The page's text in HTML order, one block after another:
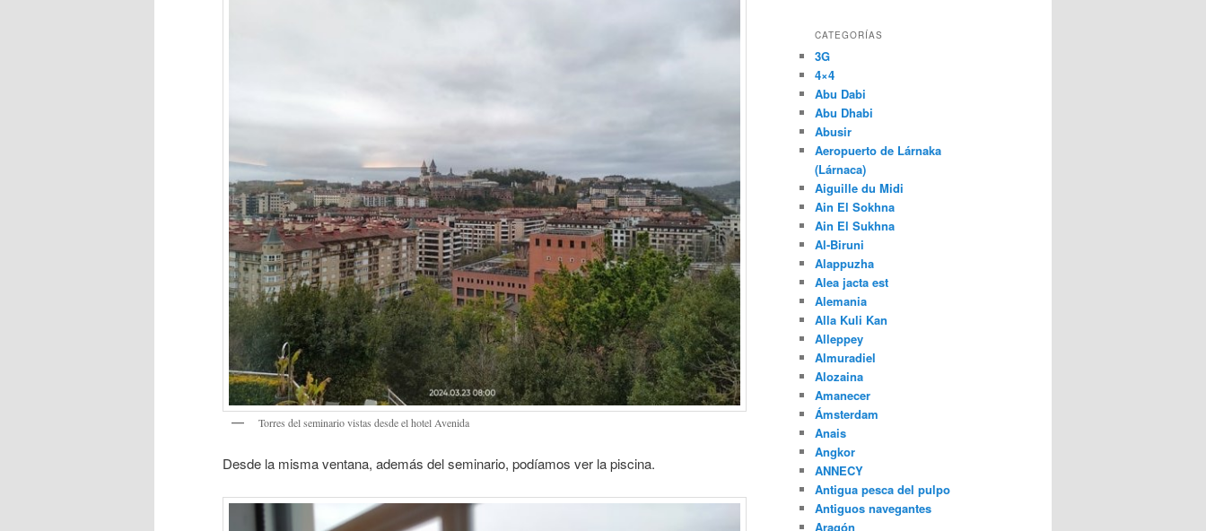
Torres del seminario vistas desde el hotel Avenida
Desde la misma ventana, además del seminario, podíamos ver la piscina.
CATEGORÍAS
3G
4×4
Abu Dabi
Abu Dhabi
Abusir
Aeropuerto de Lárnaka
(Lárnaca)
Aiguille du Midi
Ain El Sokhna
Ain El Sukhna
Al-Biruni
Alappuzha
Alea jacta est
Alemania
Alla Kuli Kan
Alleppey
Almuradiel
Alozaina
Amanecer
Ámsterdam
Anais
Angkor
ANNECY
Antigua pesca del pulpo
Antiguos navegantes
Aragón